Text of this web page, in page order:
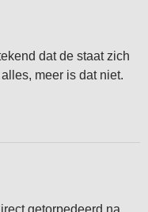
dat de staat zich
meer is dat niet.
getorpedeerd na